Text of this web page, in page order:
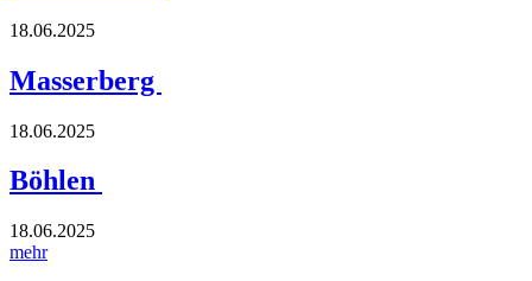
18.06.2025
Masserberg
18.06.2025
Böhlen
18.06.2025
mehr